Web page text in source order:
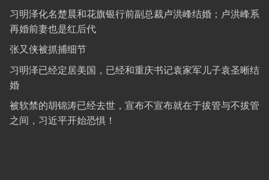
习明泽化名楚晨和花旗银行前副总裁卢洪峰结婚；卢洪峰系
再婚前妻也是红后代
张又侠被抓捕细节
习明泽已经定居美国，已经和重庆书记袁家军儿子袁圣晰结
婚
被软禁的胡锦涛已经去世，宣布不宣布就在于拔管与不拔管
之间，习近平开始恐惧！